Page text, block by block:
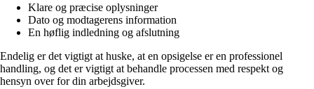
Klare og præcise oplysninger
Dato og modtagerens information
En høflig indledning og afslutning
Endelig er det vigtigt at huske, at en opsigelse er en professionel
handling, og det er vigtigt at behandle processen med respekt og
hensyn over for din arbejdsgiver.